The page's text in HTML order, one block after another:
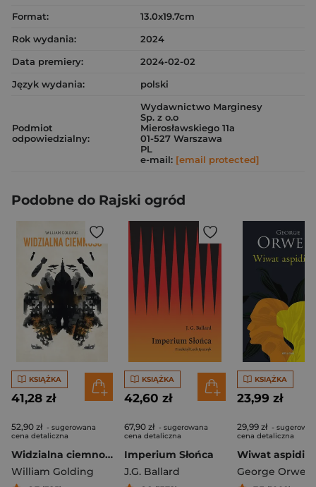
Format:
13.0x19.7cm
Rok wydania:
2024
Data premiery:
2024-02-02
Język wydania:
polski
Podmiot
odpowiedzialny:
Wydawnictwo Marginesy
Sp. z o.o
Mierosławskiego 11a
01-527 Warszawa
PL
e-mail: [email protected]
Podobne do Rajski ogród
KSIĄŻKA
41,28 zł
52,90 zł - sugerowana
cena detaliczna
Widzialna ciemność
William Golding
KSIĄŻKA
42,60 zł
67,90 zł - sugerowana
cena detaliczna
Imperium Słońca
J.G. Ballard
KSIĄŻKA
23,99 zł
29,99 zł -
cena detaliczna
Wiwat
George Orwell